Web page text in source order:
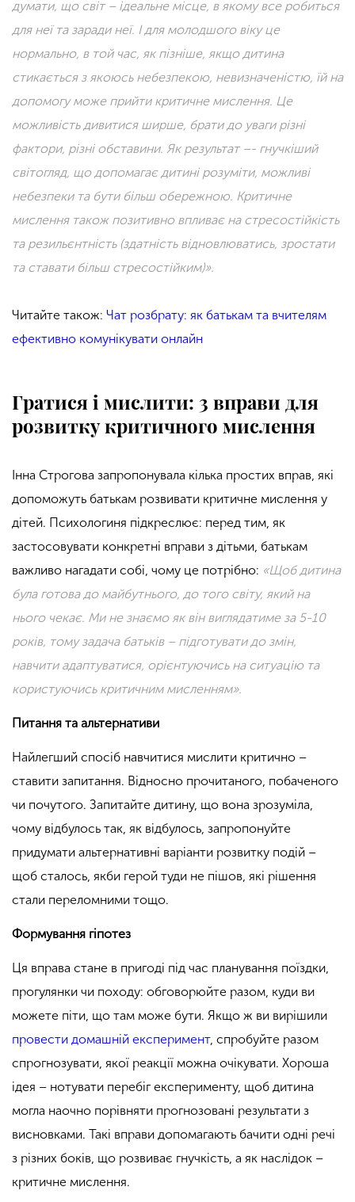
думати, що світ – ідеальне місце, в якому все робиться
для неї та заради неї. І для молодшого віку це
нормально, в той час, як пізніше, якщо дитина
стикається з якоюсь небезпекою, невизначеністю, їй на
допомогу може прийти критичне мислення. Це
можливість дивитися ширше, брати до уваги різні
фактори, різні обставини. Як результат –- гнучкіший
світогляд, що допомагає дитині розуміти, можливі
небезпеки та бути більш обережною. Критичне
мислення також позитивно впливає на стресостійкість
та резильєнтність (здатність відновлюватись, зростати
та ставати більш стресостійким)».
Читайте також: Чат розбрату: як батькам та вчителям
ефективно комунікувати онлайн
Гратися і мислити: 3 вправи для
розвитку критичного мислення
Інна Строгова запропонувала кілька простих вправ, які
допоможуть батькам розвивати критичне мислення у
дітей. Психологиня підкреслює: перед тим, як
застосовувати конкретні вправи з дітьми, батькам
важливо нагадати собі, чому це потрібно: «Щоб дитина
була готова до майбутнього, до того світу, який на
нього чекає. Ми не знаємо як він виглядатиме за 5-10
років, тому задача батьків – підготувати до змін,
навчити адаптуватися, орієнтуючись на ситуацію та
користуючись критичним мисленням».
Питання та альтернативи
Найлегший спосіб навчитися мислити критично –
ставити запитання. Відносно прочитаного, побаченого
чи почутого. Запитайте дитину, що вона зрозуміла,
чому відбулось так, як відбулось, запропонуйте
придумати альтернативні варіанти розвитку подій –
щоб сталось, якби герой туди не пішов, які рішення
стали переломними тощо.
Формування гіпотез
Ця вправа стане в пригоді під час планування поїздки,
прогулянки чи походу: обговорюйте разом, куди ви
можете піти, що там може бути. Якщо ж ви вирішили
провести домашній експеримент, спробуйте разом
спрогнозувати, якої реакції можна очікувати. Хороша
ідея – нотувати перебіг експерименту, щоб дитина
могла наочно порівняти прогнозовані результати з
висновками. Такі вправи допомагають бачити одні речі
з різних боків, що розвиває гнучкість, а як наслідок –
критичне мислення.